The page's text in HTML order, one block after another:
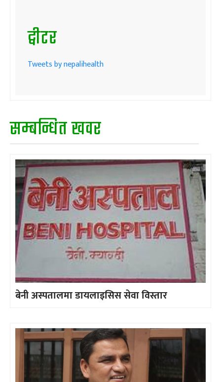
ट्वीटर
Tweets by nepalihealth
सम्बन्धित खवर
बेनी अस्पतालमा डायलाइसिस सेवा विस्तार